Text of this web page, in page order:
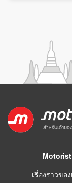
Motorist
เรื่องราวของ